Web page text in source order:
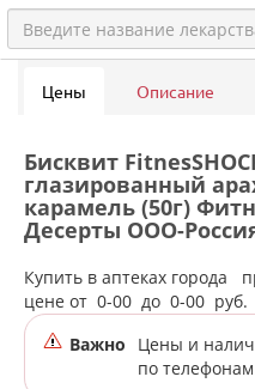
Цены Описание
Бисквит
глазированный
карамель (50г)
Десерты ООО-
аптеках города
Купить в аптеках города
цене от 0-00 до 0-00 руб.
Важно
Цены и
по